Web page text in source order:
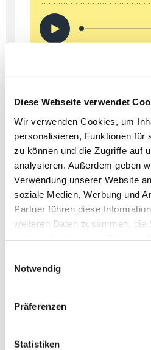
Diese Webseite verwendet
Wir verwenden Cookies, um
personalisieren, Funktionen für
zu können und die Zugriffe auf
analysieren. Außerdem geben
Verwendung unserer Website
soziale Medien, Werbung und
Partner führen diese
weiteren Daten zusammen, die
Notwendig
Präferenzen
Statistiken